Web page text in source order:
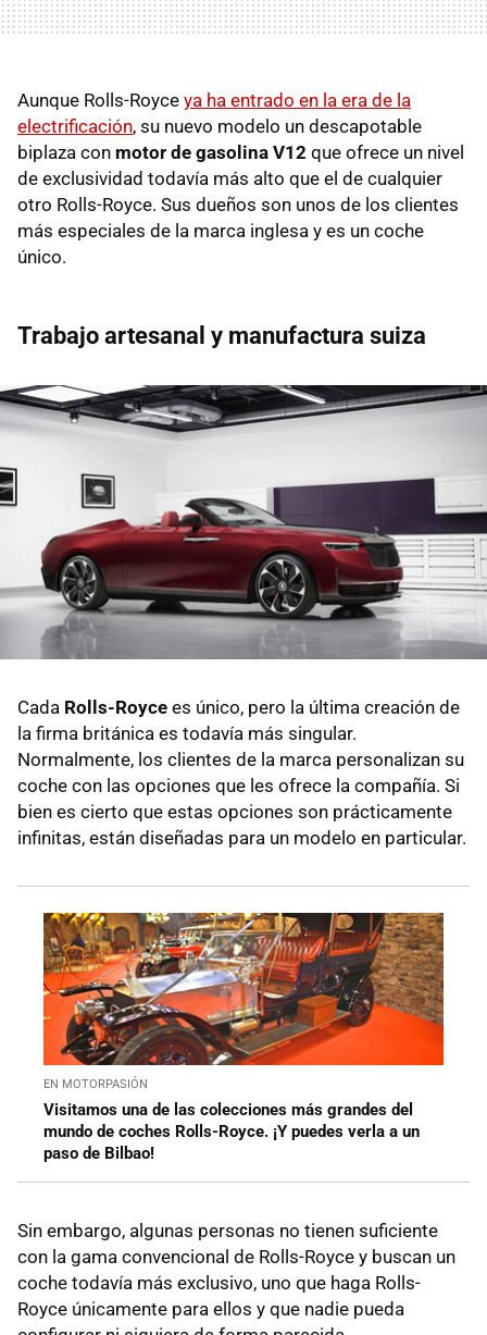
Aunque Rolls-Royce ya ha entrado en la era de la
electrificación, su nuevo modelo un descapotable
biplaza con motor de gasolina V12 que ofrece un nivel
de exclusividad todavía más alto que el de cualquier
otro Rolls-Royce. Sus dueños son unos de los clientes
más especiales de la marca inglesa y es un coche
único.
Trabajo artesanal y manufactura suiza
Cada Rolls-Royce es único, pero la última creación de
la firma británica es todavía más singular.
Normalmente, los clientes de la marca personalizan su
coche con las opciones que les ofrece la compañía. Si
bien es cierto que estas opciones son prácticamente
infinitas, están diseñadas para un modelo en particular.
EN MOTORPASIÓN
Visitamos una de las colecciones más grandes del
mundo de coches Rolls-Royce. ¡Y puedes verla a un
paso de Bilbao!
Sin embargo, algunas personas no tienen suficiente
con la gama convencional de Rolls-Royce y buscan un
coche todavía más exclusivo, uno que haga Rolls-
Royce únicamente para ellos y que nadie pueda